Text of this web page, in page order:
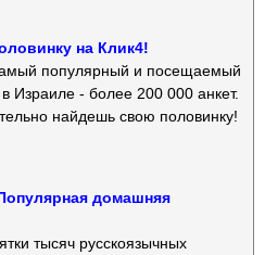
на Клик4!
популярный и посещаемый
в Израиле - более 200 000 анкет.
найдешь свою половинку!
домашняя
тысяч русскоязычных